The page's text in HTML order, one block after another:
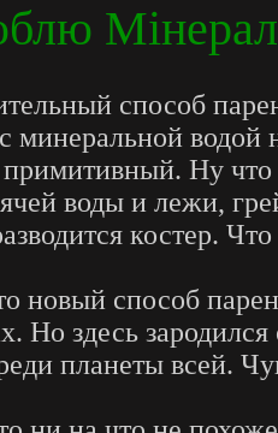
способ
минеральной водой
Ну
воды и лежи,
костер.
новый способ
Но здесь
планеты всей.